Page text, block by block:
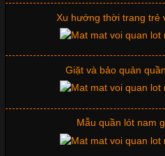
chuyên nghiệp đóng vai trò quan
doanh nghiệp. Một trong những
đơn vị lựa chọn hiện nay là sử
Chất Liệu Lycra Có Gì Đặc
Xu hướng thời trang trẻ
Giặt và bảo quản
Mẫu quần lót nam